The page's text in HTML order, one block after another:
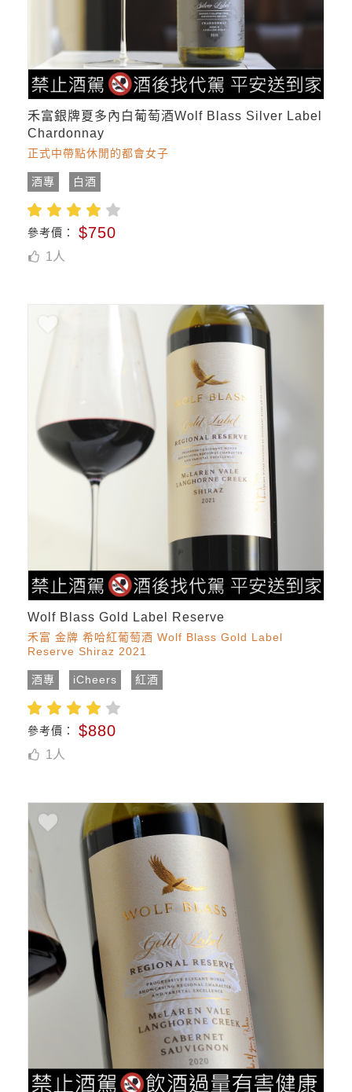
禾富銀牌夏多內白葡萄酒Wolf Blass Silver Label
Chardonnay
正式中帶點休閒的都會女子
酒專 白酒
參考價： $750
1 人
Wolf Blass Gold Label Reserve
禾富 金牌 希哈紅葡萄酒 Wolf Blass Gold Label
Reserve Shiraz 2021
酒專 iCheers 紅酒
參考價： $880
1 人